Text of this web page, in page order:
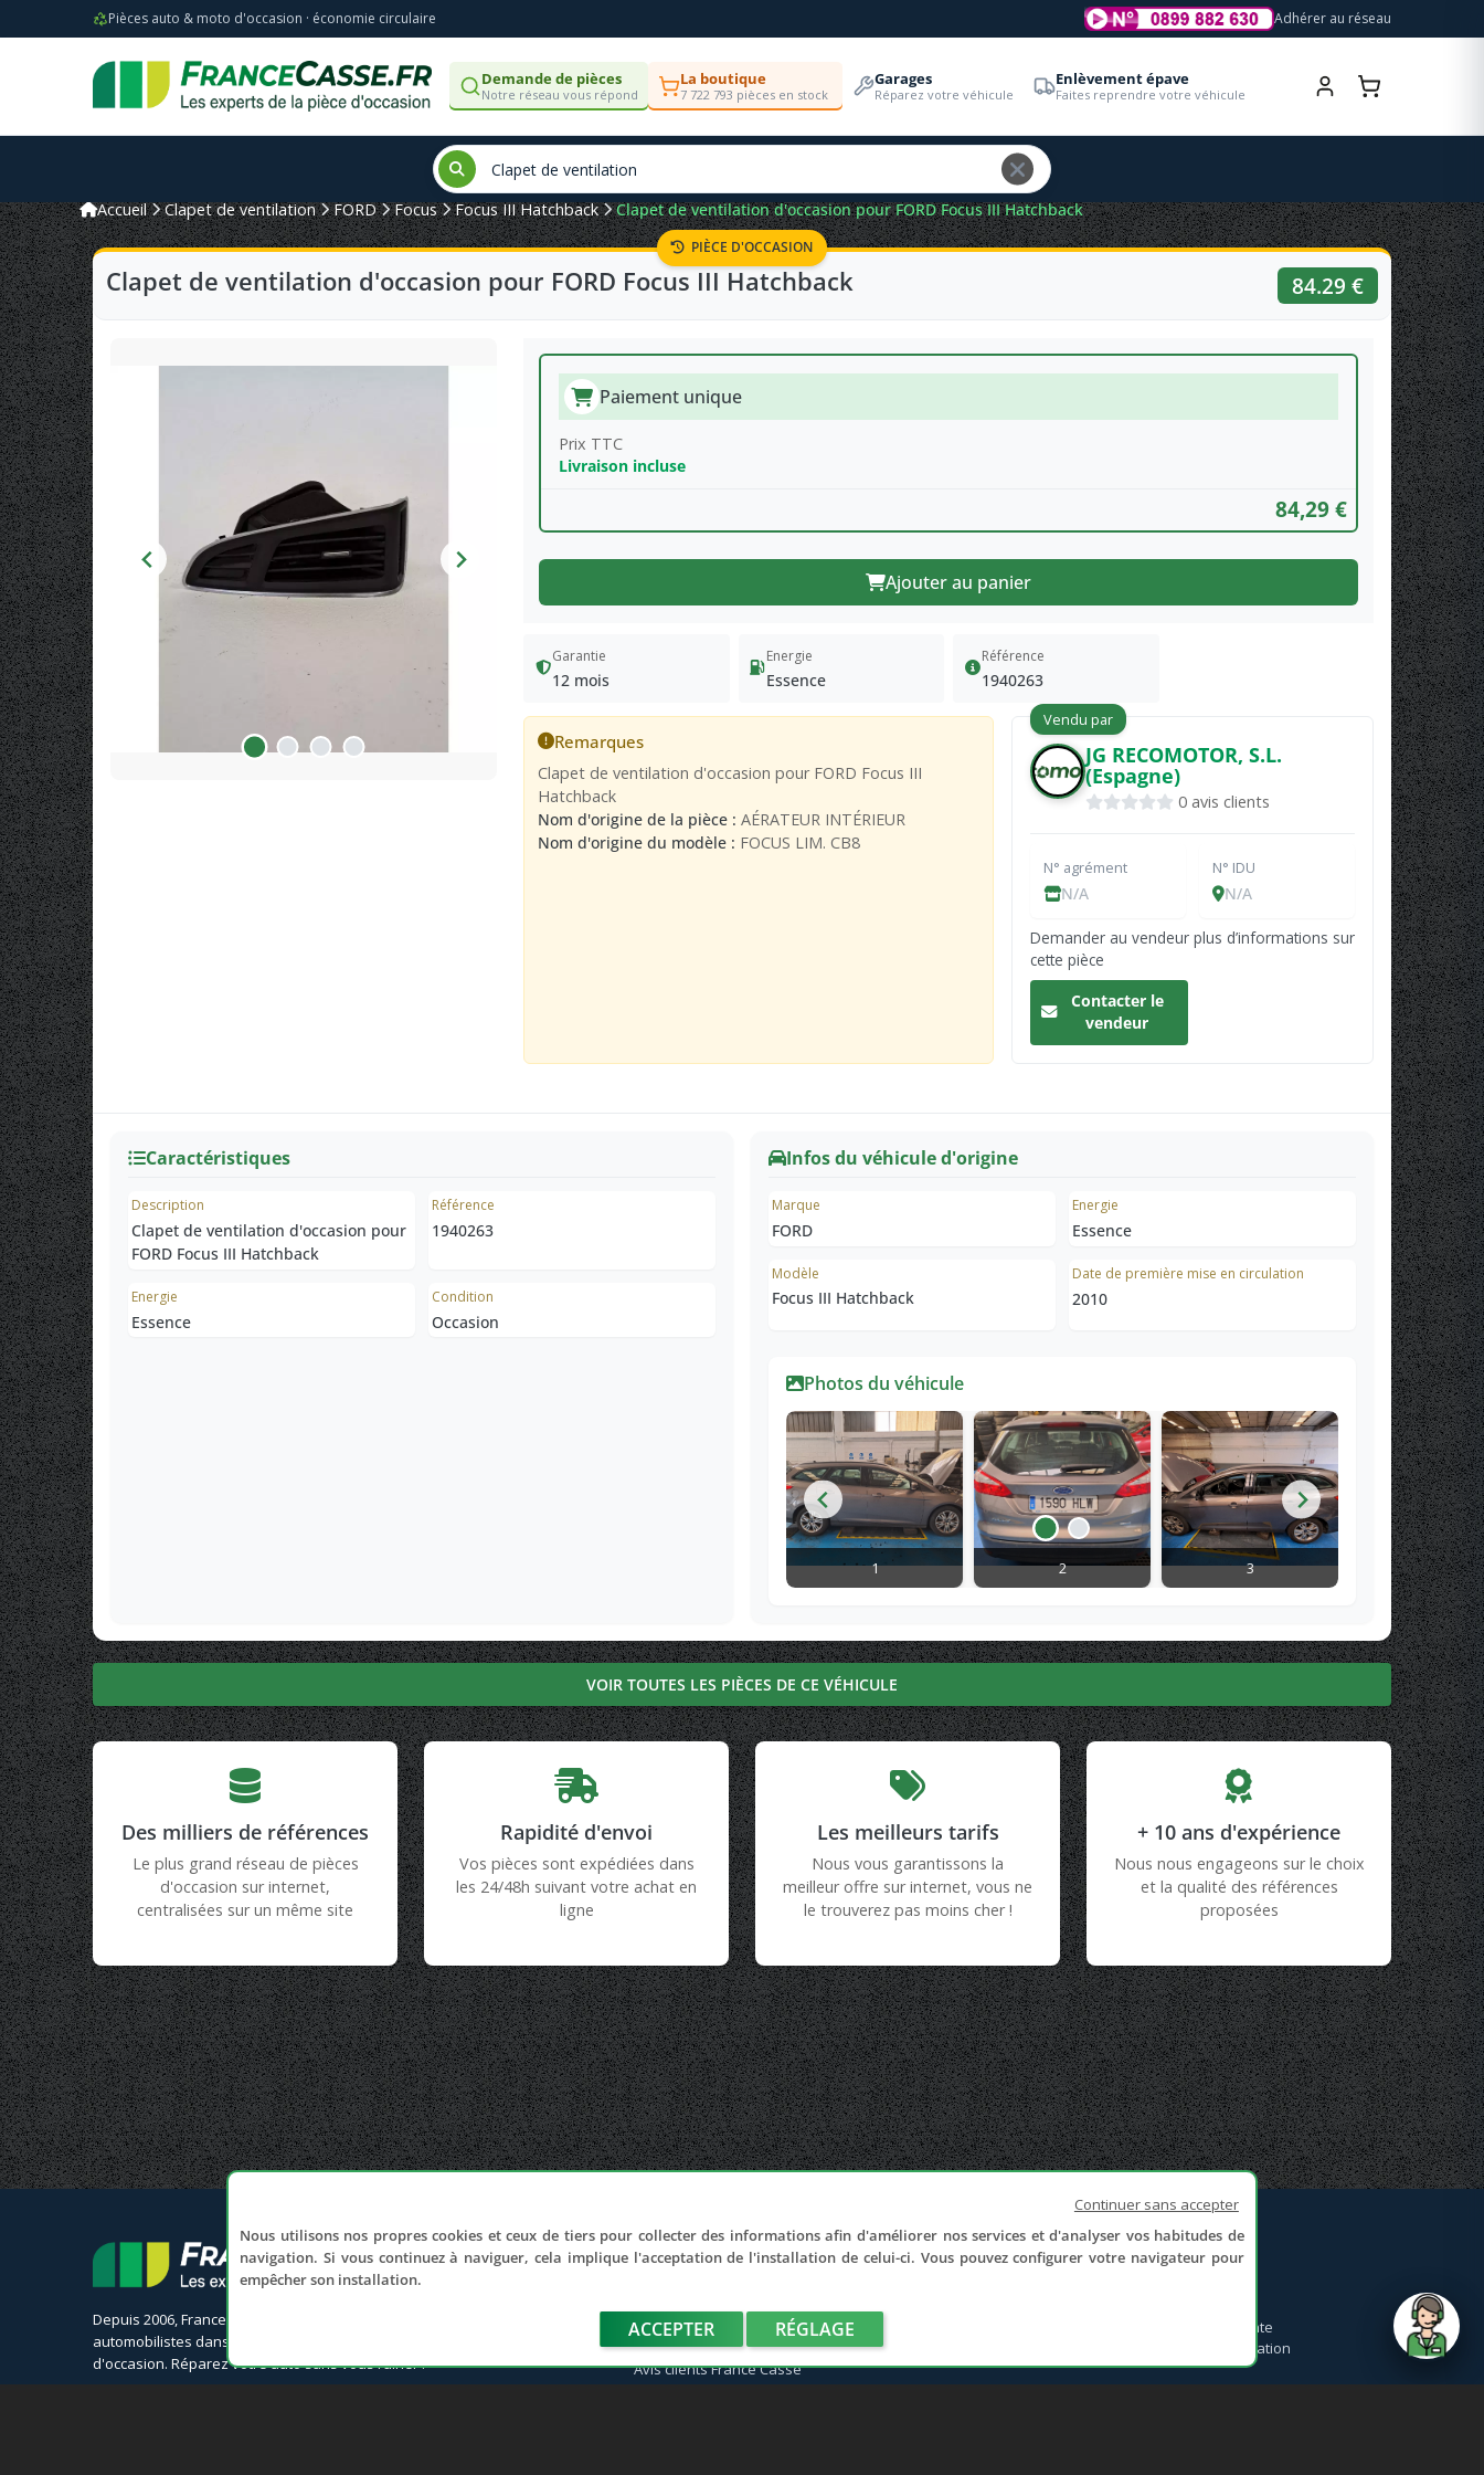
Pièces auto & moto d'occasion · économie circulaire Adhérer au réseau
Demande de pièces
Notre réseau vous répond
La boutique
7 722 793 pièces en stock
Garages
Réparez votre véhicule
Enlèvement épave
Faites reprendre votre véhicule
Accueil Clapet de ventilation FORD Focus Focus III Hatchback Clapet de ventilation d'occasion pour FORD Focus III Hatchback
PIÈCE D'OCCASION
Clapet de ventilation d'occasion pour FORD Focus III Hatchback 84.29 €
Paiement unique
Prix TTC
Livraison incluse
84,29 €
Ajouter au panier
Garantie
12 mois
Energie
Essence
Référence
1940263
Remarques
Clapet de ventilation d'occasion pour FORD Focus III
Hatchback
Nom d'origine de la pièce : AÉRATEUR INTÉRIEUR
Nom d'origine du modèle : FOCUS LIM. CB8
Vendu par
JG RECOMOTOR, S.L.
(Espagne)
0 avis clients
N° agrément
N/A
N° IDU
N/A
Demander au vendeur plus d’informations sur
cette pièce
Contacter le
vendeur
Caractéristiques
Description
Clapet de ventilation d'occasion pour
FORD Focus III Hatchback
Référence
1940263
Energie
Essence
Condition
Occasion
Infos du véhicule d'origine
Marque
FORD
Energie
Essence
Modèle
Focus III Hatchback
Date de première mise en circulation
2010
Photos du véhicule
1 2 3 4
VOIR TOUTES LES PIÈCES DE CE VÉHICULE
Des milliers de références
Le plus grand réseau de pièces
d'occasion sur internet,
centralisées sur un même site
Rapidité d'envoi
Vos pièces sont expédiées dans
les 24/48h suivant votre achat en
ligne
Les meilleurs tarifs
Nous vous garantissons la
meilleur offre sur internet, vous ne
le trouverez pas moins cher !
+ 10 ans d'expérience
Nous nous engageons sur le choix
et la qualité des références
proposées
Depuis 2006, France Casse accompagne les
automobilistes dans leur recherche de pièces
d'occasion. Réparez votre auto sans vous ruiner !
LIENS UTILES
Les sites de notre réseau
Nos partenaires
Avis clients France Casse
NOUS CONTACTER
Conditions générales de vente
Conditions générales d'utilisation
Continuer sans accepter
Nous utilisons nos propres cookies et ceux de tiers pour collecter des informations afin d'améliorer nos services et d'analyser vos habitudes de
navigation. Si vous continuez à naviguer, cela implique l'acceptation de l'installation de celui-ci. Vous pouvez configurer votre navigateur pour
empêcher son installation.
ACCEPTER RÉGLAGE